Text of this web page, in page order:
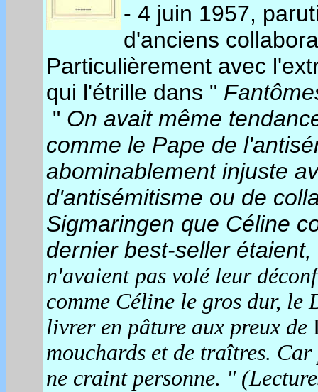
- 4 juin 1957,
d'anciens
Particulièrement avec
qui l'étrille dans "
" On avait même
comme le Pape de
abominablement injuste
d'antisémitisme ou de
Sigmaringen que Céline
dernier best-seller étaient,
n'avaient pas volé leur
comme Céline le gros dur,
livrer en pâture aux preux de
mouchards et de traîtres.
ne craint personne. "